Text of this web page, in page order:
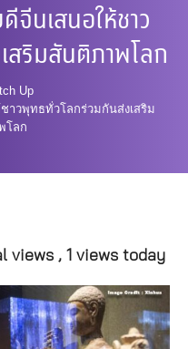
จีนเสนอให้ชาว
ริมสันติภาพโลก
Up
าวพุทธทั่วโลกร่วมกันส่งเสริม
โลก
views , 1 views today